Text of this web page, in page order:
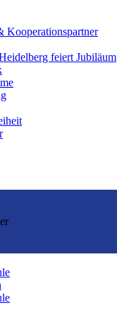
Kooperationspartner
feiert Jubiläum